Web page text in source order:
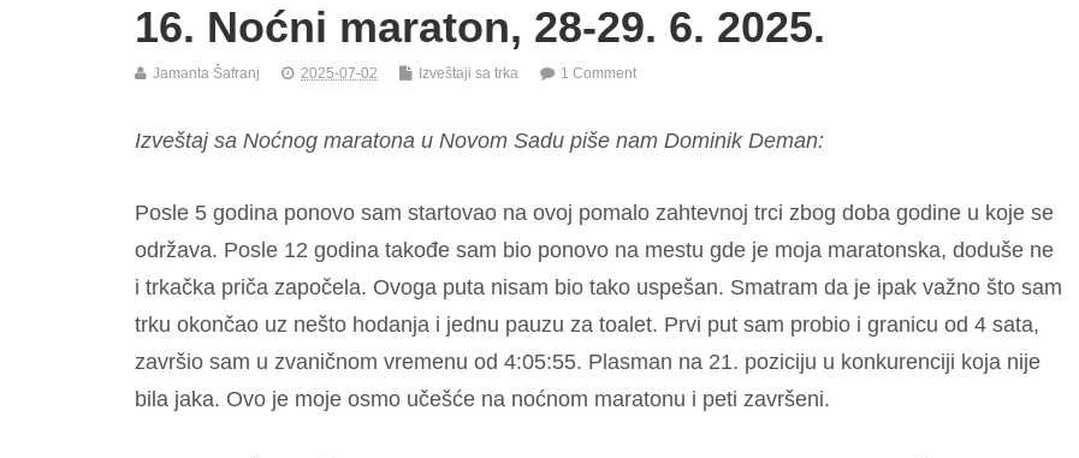
16. Noćni maraton, 28-29. 6. 2025.
Jamanta Šafranj 2025-07-02 Izveštaji sa trka 1 Comment
Izveštaj sa Noćnog maratona u Novom Sadu piše nam Dominik Deman:
Posle 5 godina ponovo sam startovao na ovoj pomalo zahtevnoj trci zbog doba godine u koje se
održava. Posle 12 godina takođe sam bio ponovo na mestu gde je moja maratonska, doduše ne
i trkačka priča započela. Ovoga puta nisam bio tako uspešan. Smatram da je ipak važno što sam
trku okončao uz nešto hodanja i jednu pauzu za toalet. Prvi put sam probio i granicu od 4 sata,
završio sam u zvaničnom vremenu od 4:05:55. Plasman na 21. poziciju u konkurenciji koja nije
bila jaka. Ovo je moje osmo učešće na noćnom maratonu i peti završeni.